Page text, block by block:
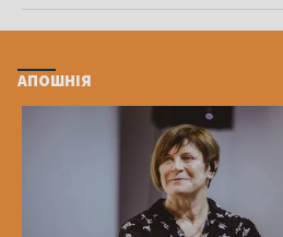
АПОШНІЯ